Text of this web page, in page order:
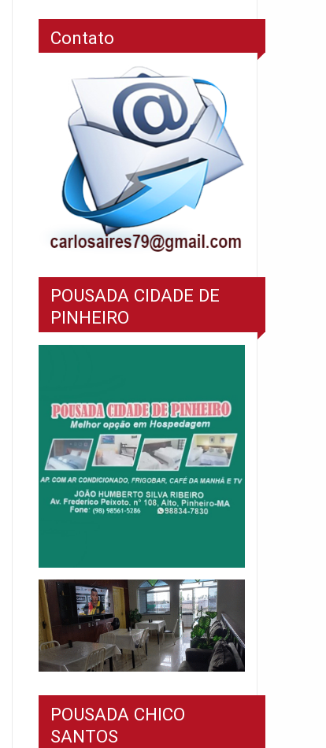
Contato
POUSADA CIDADE DE
PINHEIRO
POUSADA CHICO
SANTOS